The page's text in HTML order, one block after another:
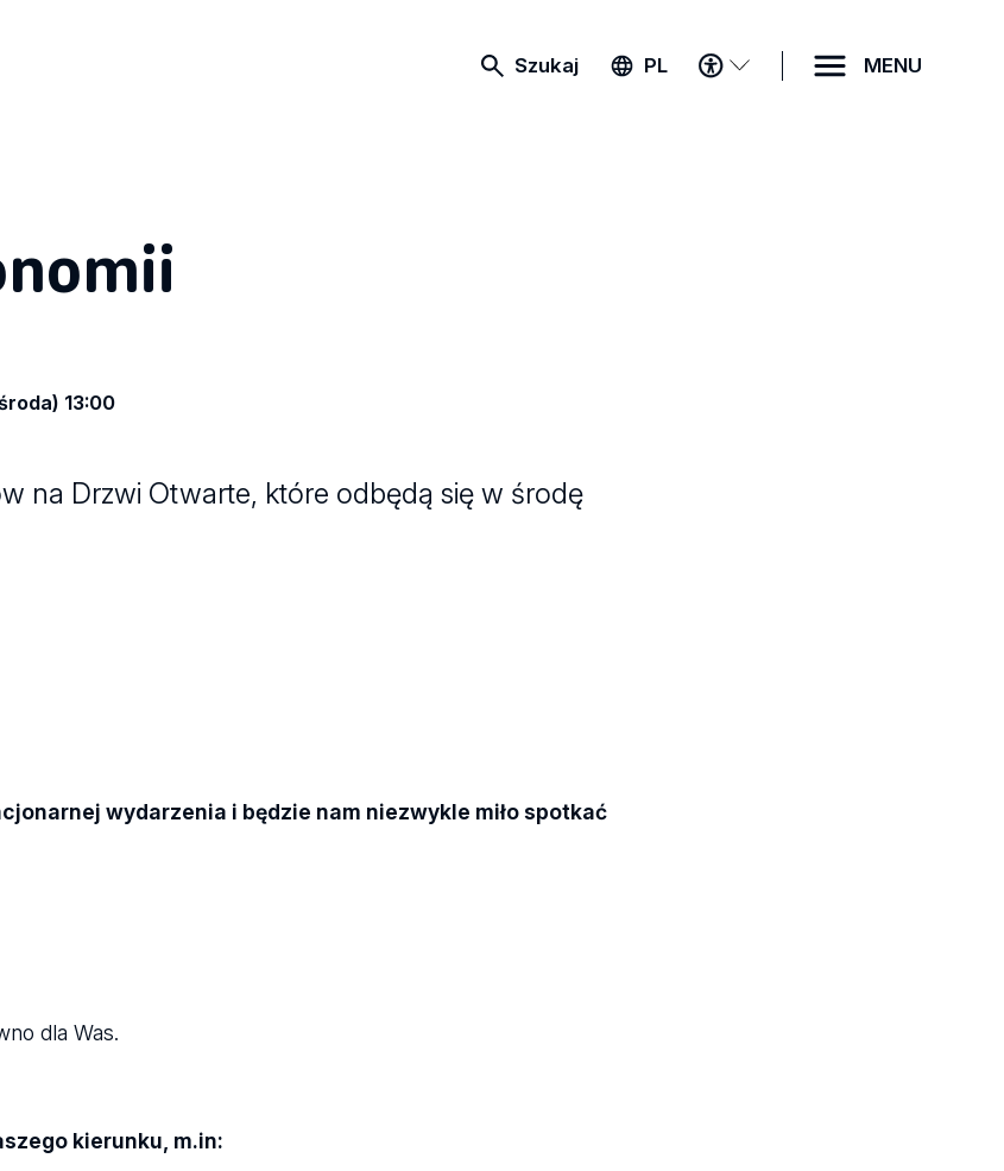
Szukaj PL
MENU
DOSTĘPNOŚCI
MENU
13:00
na Drzwi Otwarte, które odbędą się w środę
wydarzenia i będzie nam niezwykle miło spotkać
dla Was.
kierunku, m.in: